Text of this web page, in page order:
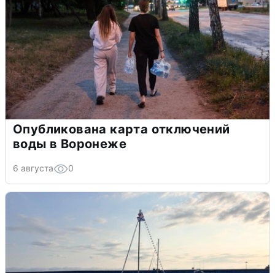
Опубликована карта отключений
воды в Воронеже
6 августа 0